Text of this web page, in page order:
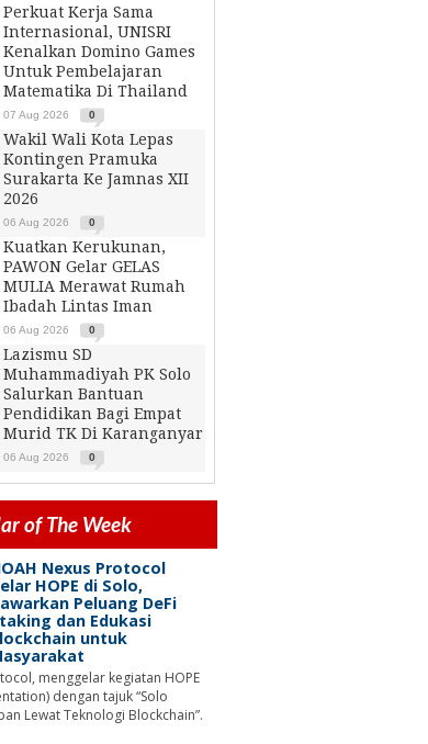
Perkuat Kerja Sama
Internasional, UNISRI
Kenalkan Domino Games
Untuk Pembelajaran
Matematika Di Thailand
07 Aug 2026 0
Wakil Wali Kota Lepas
Kontingen Pramuka
Surakarta Ke Jamnas XII
2026
06 Aug 2026 0
Kuatkan Kerukunan,
PAWON Gelar GELAS
MULIA Merawat Rumah
Ibadah Lintas Iman
06 Aug 2026 0
Lazismu SD
Muhammadiyah PK Solo
Salurkan Bantuan
Pendidikan Bagi Empat
Murid TK Di Karanganyar
06 Aug 2026 0
of The Week
Nexus Protocol
HOPE di Solo,
Peluang DeFi
dan Edukasi
untuk
menggelar kegiatan HOPE
dengan tajuk “Solo
Lewat Teknologi Blockchain”.